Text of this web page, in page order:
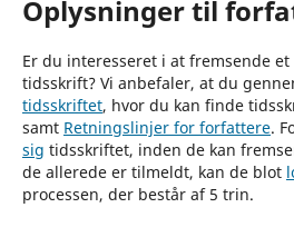
Oplysninger til
Er du interesseret i at fremsende
tidsskrift? Vi anbefaler, at du
tidsskriftet, hvor du kan finde
samt Retningslinjer for forfattere.
sig tidsskriftet, inden de kan
de allerede er tilmeldt, kan de blot
processen, der består af 5 trin.